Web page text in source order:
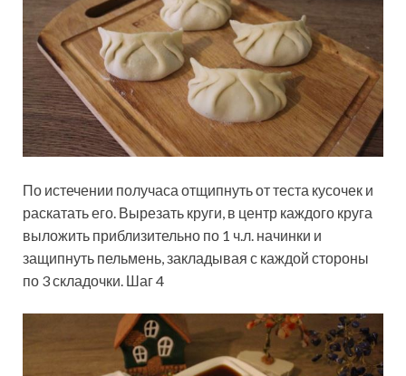
По истечении получаса отщипнуть от теста кусочек и
раскатать его. Вырезать круги, в центр каждого круга
выложить приблизительно по 1 ч.л. начинки и
защипнуть пельмень, закладывая с каждой стороны
по 3 складочки. Шаг 4